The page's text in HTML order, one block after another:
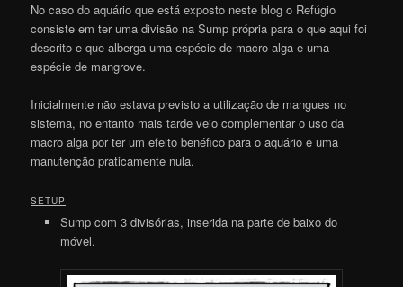
No caso do aquário que está exposto neste blog o Refúgio
consiste em ter uma divisão na Sump própria para o que aqui foi
descrito e que alberga uma espécie de macro alga e uma
espécie de mangrove.
Inicialmente não estava previsto a utilização de mangues no
sistema, no entanto mais tarde veio complementar o uso da
macro alga por ter um efeito benéfico para o aquário e uma
manutenção praticamente nula.
SETUP
Sump com 3 divisórias, inserida na parte de baixo do
móvel.